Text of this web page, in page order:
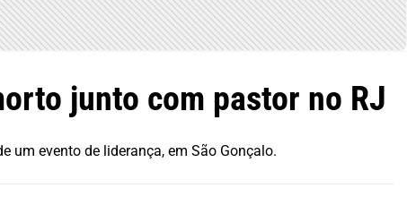
junto com pastor no RJ
um evento de liderança, em São Gonçalo.